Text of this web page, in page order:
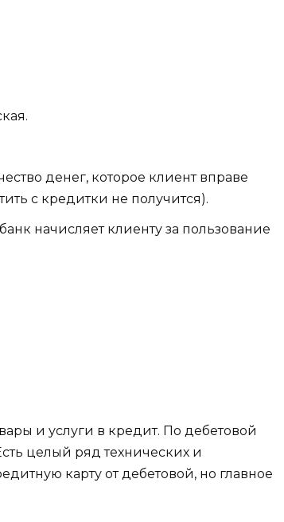
денег, которое клиент вправе
с кредитки не получится).
начисляет клиенту за пользование
и услуги в кредит. По дебетовой
целый ряд технических и
карту от дебетовой, но главное